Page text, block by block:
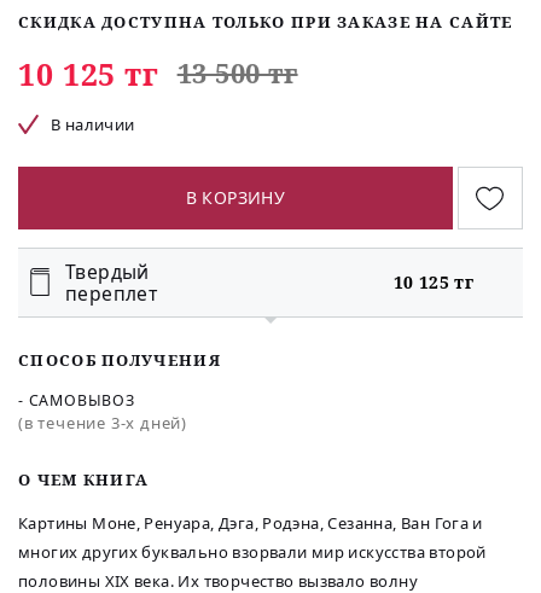
O ЧЕМ КНИГА
Картины Моне, Ренуара, Дэга, Родэна, Сезанна, Ван Гога и
многих других буквально взорвали мир искусства второй
половины XIX века. Их творчество вызвало волну
СКИДКА ДОСТУПНА ТОЛЬКО ПРИ ЗАКАЗЕ НА САЙТЕ
10 125 тг 13 500 тг
В наличии
В КОРЗИНУ
Твердый
переплет
10 125 тг
СПОСОБ ПОЛУЧЕНИЯ
- САМОВЫВОЗ
(в течение 3-х дней)